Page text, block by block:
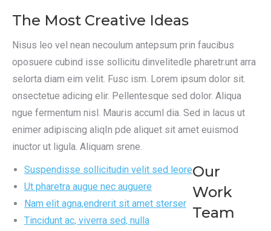
The Most Creative Ideas
Nisus leo vel nean necoulum antepsum prin faucibus
oposuere cubind isse sollicitu dinvelitedle pharetr.unt arra
selorta diam eim velit. Fusc ism. Lorem ipsum dolor sit.
onsectetue adicing elir. Pellentesque sed dolor. Aliqua
ngue fermentum nisl. Mauris accuml dia. Sed in lacus ut
enimer adipiscing aliqIn pde aliquet sit amet euismod
inuctor ut ligula. Aliquam srene.
Suspendisse sollicitudin velit sed leore
Ut pharetra augue nec auguere
Nam elit agna,endrerit sit amet sterser
Tincidunt ac, viverra sed, nulla
Our
Work
Team